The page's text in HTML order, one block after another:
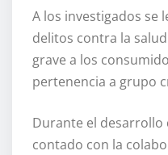
A los investigados se
delitos contra la
grave a los
pertenencia a grupo
Durante el desarrollo
contado con la